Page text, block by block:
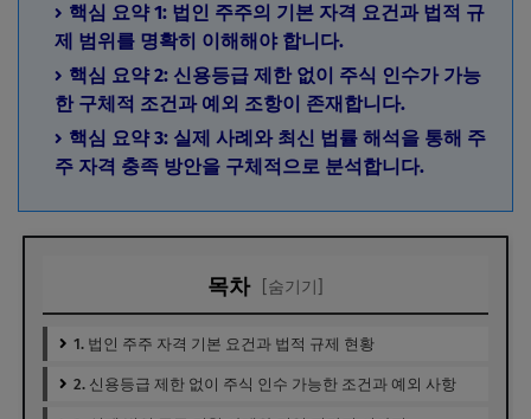
핵심 요약 1: 법인 주주의 기본 자격 요건과 법적 규
제 범위를 명확히 이해해야 합니다.
핵심 요약 2: 신용등급 제한 없이 주식 인수가 가능
한 구체적 조건과 예외 조항이 존재합니다.
핵심 요약 3: 실제 사례와 최신 법률 해석을 통해 주
주 자격 충족 방안을 구체적으로 분석합니다.
목차 [숨기기]
1. 법인 주주 자격 기본 요건과 법적 규제 현황
2. 신용등급 제한 없이 주식 인수 가능한 조건과 예외 사항